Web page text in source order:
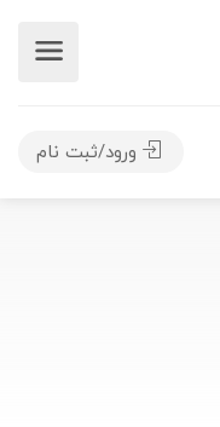
ورود/ثبت نام